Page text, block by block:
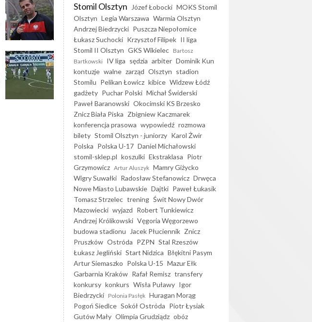
Stomil Olsztyn Józef Łobocki MOKS Stomil
Olsztyn Legia Warszawa Warmia Olsztyn
Andrzej Biedrzycki Puszcza Niepołomice
Łukasz Suchocki Krzysztof Filipek II liga
Stomil II Olsztyn GKS Wikielec Bartosz
Bartkowski IV liga sędzia arbiter Dominik Kun
kontuzje walne zarząd Olsztyn stadion
Stomilu Pelikan Łowicz kibice Widzew Łódź
gadżety Puchar Polski Michał Świderski
Paweł Baranowski Okocimski KS Brzesko
Znicz Biała Piska Zbigniew Kaczmarek
konferencja prasowa wypowiedź rozmowa
bilety Stomil Olsztyn - juniorzy Karol Żwir
Polska Polska U-17 Daniel Michałowski
stomil-sklep.pl koszulki Ekstraklasa Piotr
Grzymowicz Artur Aluszyk Mamry Giżycko
Wigry Suwałki Radosław Stefanowicz Drwęca
Nowe Miasto Lubawskie Dajtki Paweł Łukasik
Tomasz Strzelec trening Świt Nowy Dwór
Mazowiecki wyjazd Robert Tunkiewicz
Andrzej Królikowski Vęgoria Węgorzewo
budowa stadionu
Jacek Płuciennik Znicz
Pruszków Ostróda PZPN Stal Rzeszów
Łukasz Jegliński Start Nidzica Błękitni Pasym
Artur Siemaszko Polska U-15 Mazur Ełk
Garbarnia Kraków Rafał Remisz transfery
konkursy konkurs Wisła Puławy Igor
Biedrzycki Polonia Pasłęk Huragan Morąg
Pogoń Siedlce Sokół Ostróda Piotr Łysiak
Gutów Mały Olimpia Grudziądz obóz